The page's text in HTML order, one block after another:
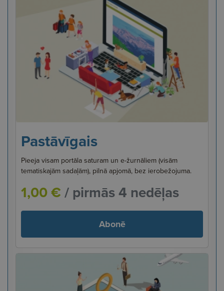
Pastāvīgais
Pieeja visam portāla saturam un e-žurnāliem (visām
tematiskajām sadaļām), pilnā apjomā, bez ierobežojuma.
1,00 €/ pirmās 4 nedēļas
Abonē